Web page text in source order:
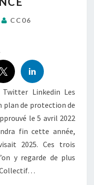
CC06
Linkedin Les
plan de protection de
le 5 avril 2022
fin cette année,
2025. Ces trois
y regarde de plus
Collectif…